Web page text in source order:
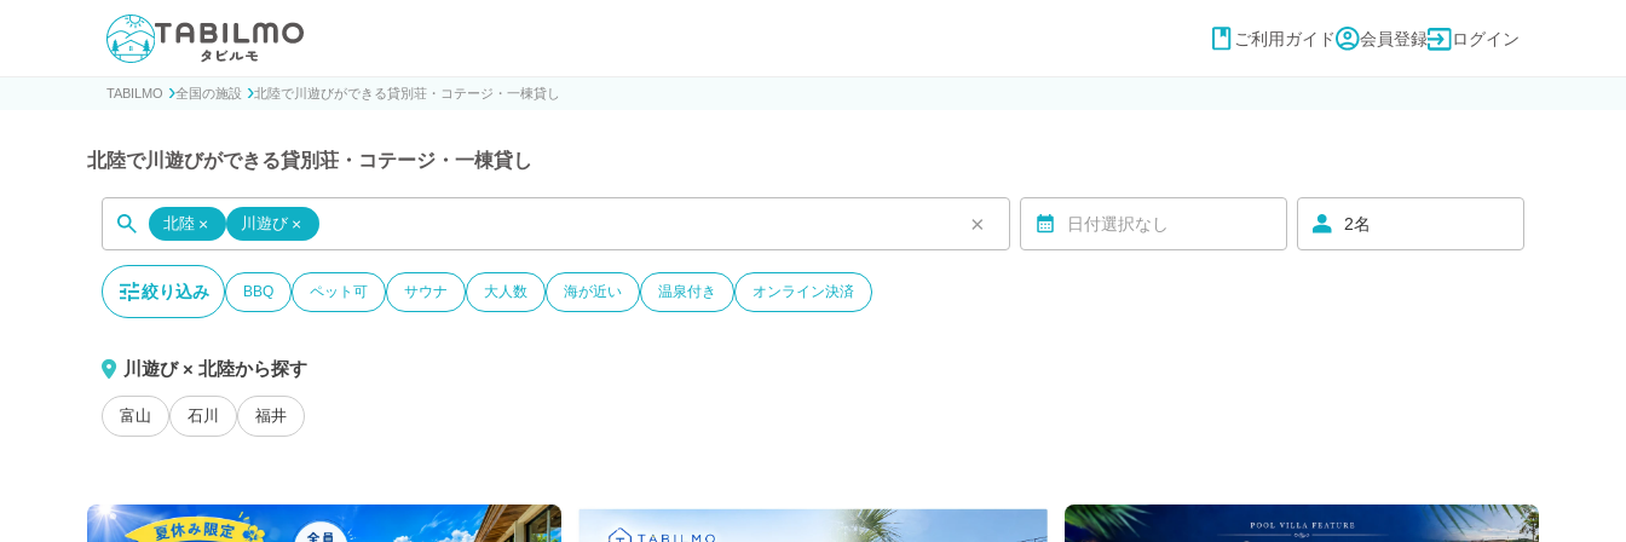
貸別荘コテージ・一棟貸し宿泊予約サイトTABILMO(タビルモ)
ご利用ガイド 会員登録 ログイン
TABILMO 全国の施設 北陸で川遊びができる貸別荘・コテージ・一棟貸し
北陸で川遊びができる貸別荘・コテージ・一棟貸し
北陸 × 川遊び × × 日付選択なし 2名
絞り込み BBQ ペット可 サウナ 大人数 海が近い 温泉付き オンライン決済
川遊び × 北陸から探す
富山 石川 福井